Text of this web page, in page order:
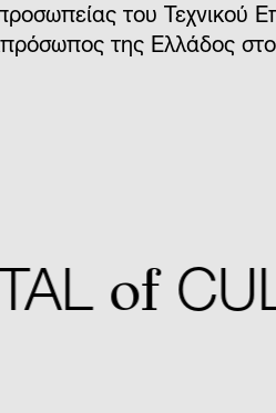
του Τεχνικού
της Ελλάδος
of